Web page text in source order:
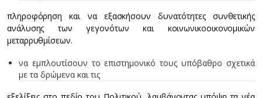
πληροφόρηση και να εξασκήσουν δυνατότητες συνθετικής
ανάλυσης των γεγονότων και κοινωνικοοικονομικών
μεταρρυθμίσεων.
να εμπλουτίσουν το επιστημονικό τους υπόβαθρο σχετικά
με τα δρώμενα και τις